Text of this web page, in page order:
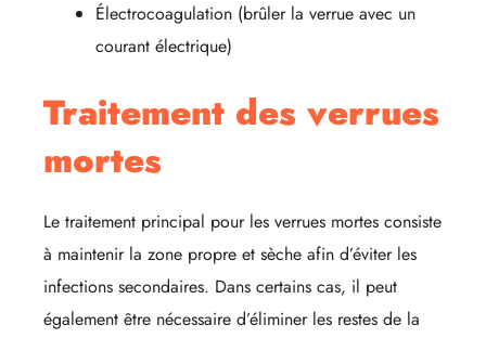
Électrocoagulation (brûler la verrue avec un
courant électrique)
Traitement des verrues
mortes
Le traitement principal pour les verrues mortes consiste
à maintenir la zone propre et sèche afin d’éviter les
infections secondaires. Dans certains cas, il peut
également être nécessaire d’éliminer les restes de la